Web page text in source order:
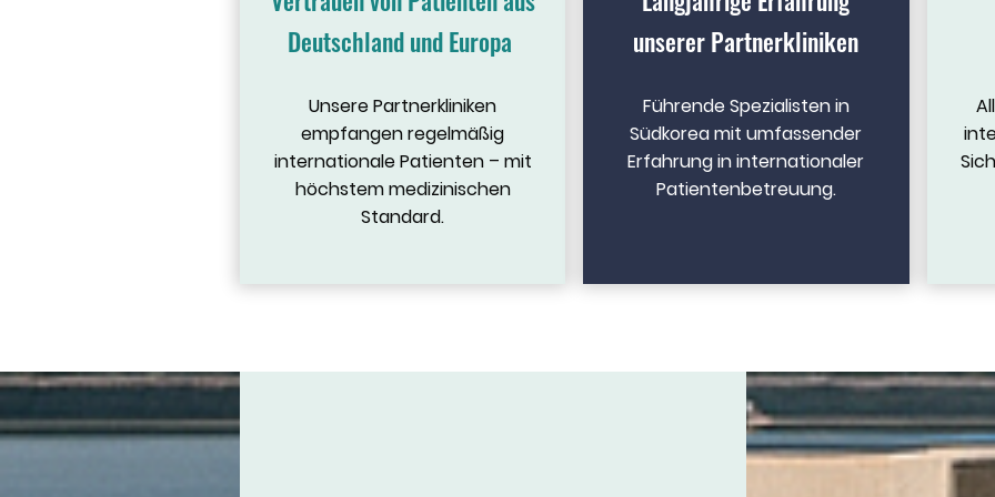
Deutschland und Europa
Unsere Partnerkliniken
empfangen regelmäßig
internationale Patienten – mit
höchstem medizinischen
Standard.
unserer Partnerkliniken
Führende Spezialisten in
Südkorea mit umfassender
Erfahrung in internationaler
Patientenbetreuung.